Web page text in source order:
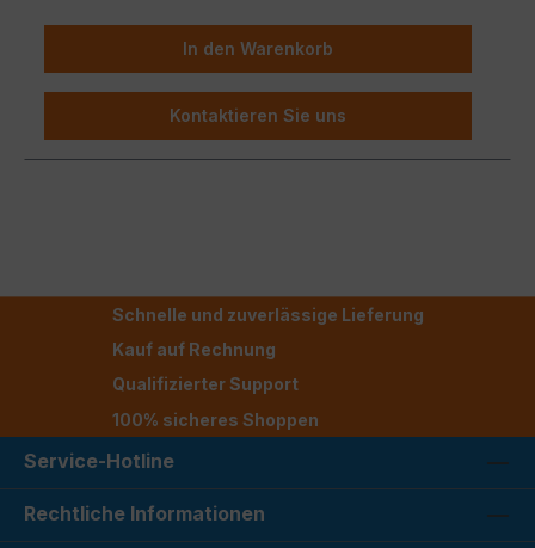
In den Warenkorb
Kontaktieren Sie uns
Schnelle und zuverlässige Lieferung
Kauf auf Rechnung
Qualifizierter Support
100% sicheres Shoppen
Service-Hotline
Rechtliche Informationen